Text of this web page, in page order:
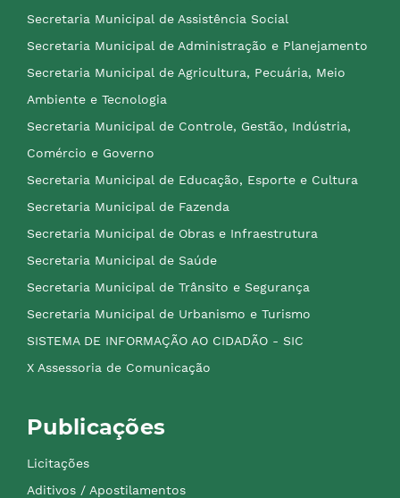
Secretaria Municipal de Assistência Social
Secretaria Municipal de Administração e Planejamento
Secretaria Municipal de Agricultura, Pecuária, Meio
Ambiente e Tecnologia
Secretaria Municipal de Controle, Gestão, Indústria,
Comércio e Governo
Secretaria Municipal de Educação, Esporte e Cultura
Secretaria Municipal de Fazenda
Secretaria Municipal de Obras e Infraestrutura
Secretaria Municipal de Saúde
Secretaria Municipal de Trânsito e Segurança
Secretaria Municipal de Urbanismo e Turismo
SISTEMA DE INFORMAÇÃO AO CIDADÃO - SIC
X Assessoria de Comunicação
Publicações
Licitações
Aditivos / Apostilamentos